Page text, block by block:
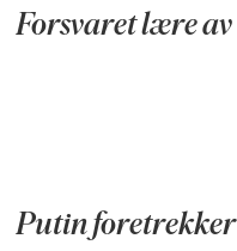
Forsvaret lære av
Putin foretrekker